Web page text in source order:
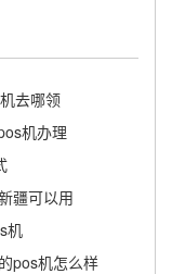
去哪领
机办理
疆可以用
机
pos机怎么样